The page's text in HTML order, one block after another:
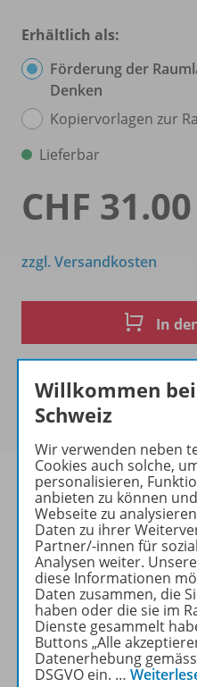
Erhältlich als:
Förderung der
Denken
Kopiervorlagen zur
Lieferbar
CHF 31.00
zzgl. Versandkosten
In
Beschreibung
Zugehörige
Willkommen
Schweiz
Wir verwenden neben
Cookies auch solche,
personalisieren,
anbieten zu können
Webseite zu
Daten zu ihrer
Partner/-innen für
Analysen weiter.
diese Informationen
Daten zusammen, die
haben oder die sie im
Dienste gesammelt
Buttons „Alle
Datenerhebung
DSGVO ein. …